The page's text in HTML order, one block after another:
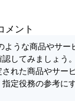
メント
ような商品やサ
してみましょう
れた商品やサー
定役務の参考に